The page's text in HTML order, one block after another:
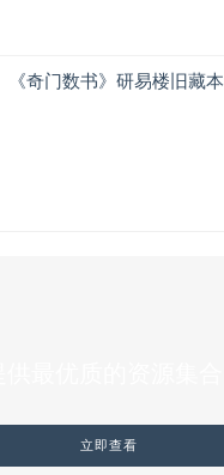
《奇门数书》研易楼旧藏本
立即查看